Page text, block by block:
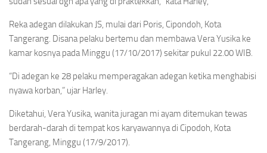
Reka adegan dilakukan JS, mulai dari Poris, Cipondoh, Kota
Tangerang. Disana pelaku bertemu dan membawa Vera Yusika ke
kamar kosnya pada Minggu (17/10/2017) sekitar pukul 22.00 WIB.
“Di adegan ke 28 pelaku memperagakan adegan ketika menghabisi
nyawa korban,” ujar Harley.
Diketahui, Vera Yusika, wanita juragan mi ayam ditemukan tewas
berdarah-darah di tempat kos karyawannya di Cipodoh, Kota
Tangerang, Minggu (17/9/2017).